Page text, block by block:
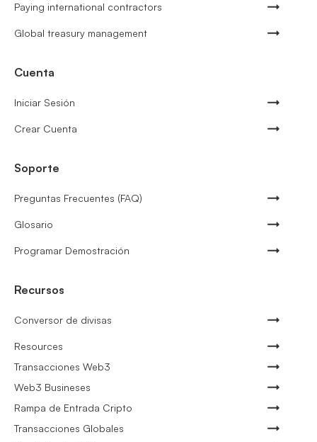
Paying international contractors
Global treasury management
Cuenta
Iniciar Sesión
Crear Cuenta
Soporte
Preguntas Frecuentes (FAQ)
Glosario
Programar Demostración
Recursos
Conversor de divisas
Resources
Transacciones Web3
Web3 Busineses
Rampa de Entrada Cripto
Transacciones Globales